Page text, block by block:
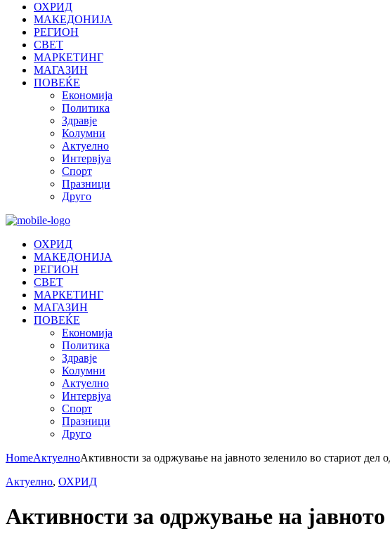
ОХРИД
МАКЕДОНИЈА
РЕГИОН
СВЕТ
МАРКЕТИНГ
МАГАЗИН
ПОВЕЌЕ
Економија
Политика
Здравје
Колумни
Актуелно
Интервјуа
Спорт
Празници
Друго
ОХРИД
МАКЕДОНИЈА
РЕГИОН
СВЕТ
МАРКЕТИНГ
МАГАЗИН
ПОВЕЌЕ
Економија
Политика
Здравје
Колумни
Актуелно
Интервјуа
Спорт
Празници
Друго
HomeАктуелноАктивности за одржување на јавното зеленило во стариот дел
Актуелно, ОХРИД
Активности за одржување на јавното